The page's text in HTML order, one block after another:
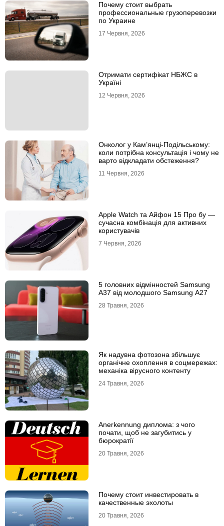
Почему стоит выбрать
профессиональные грузоперевозки
по Украине
17 Червня, 2026
Отримати сертифікат НБЖС в
Україні
12 Червня, 2026
Онколог у Кам’янці-Подільському:
коли потрібна консультація і чому не
варто відкладати обстеження?
11 Червня, 2026
Apple Watch та Айфон 15 Про бу —
сучасна комбінація для активних
користувачів
7 Червня, 2026
5 головних відмінностей Samsung
A37 від молодшого Samsung A27
28 Травня, 2026
Як надувна фотозона збільшує
органічне охоплення в соцмережах:
механіка вірусного контенту
24 Травня, 2026
Anerkennung диплома: з чого
почати, щоб не загубитись у
бюрократії
20 Травня, 2026
Почему стоит инвестировать в
качественные эхолоты
20 Травня, 2026